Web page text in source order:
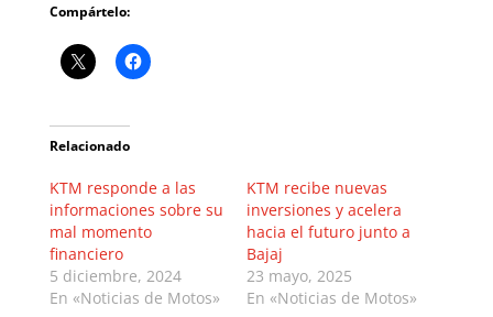
Compártelo:
Relacionado
KTM responde a las
informaciones sobre su
mal momento
financiero
5 diciembre, 2024
En «Noticias de Motos»
KTM recibe nuevas
inversiones y acelera
hacia el futuro junto a
Bajaj
23 mayo, 2025
En «Noticias de Motos»